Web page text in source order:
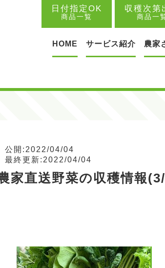
HOME サービス紹介 農家
日付指定OK
商品一覧
収穫次第
商品一
公開:2022/04/04
最終更新:2022/04/04
家直送野菜の収穫情報